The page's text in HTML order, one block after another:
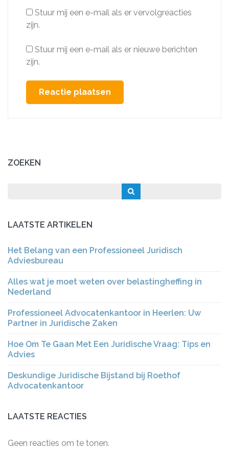
Stuur mij een e-mail als er vervolgreacties
zijn.
Stuur mij een e-mail als er nieuwe berichten
zijn.
ZOEKEN
LAATSTE ARTIKELEN
Het Belang van een Professioneel Juridisch
Adviesbureau
Alles wat je moet weten over belastingheffing in
Nederland
Professioneel Advocatenkantoor in Heerlen: Uw
Partner in Juridische Zaken
Hoe Om Te Gaan Met Een Juridische Vraag: Tips en
Advies
Deskundige Juridische Bijstand bij Roethof
Advocatenkantoor
LAATSTE REACTIES
Geen reacties om te tonen.